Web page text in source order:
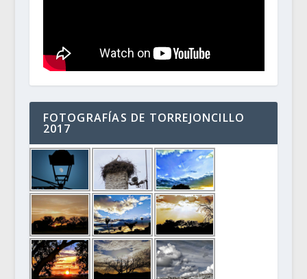
FOTOGRAFÍAS DE TORREJONCILLO
2017